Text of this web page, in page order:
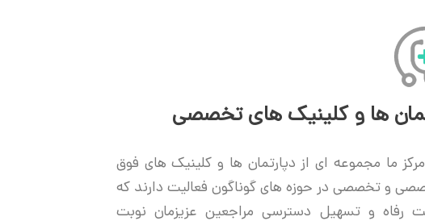
ها و کلینیک های تخصصی
ما مجموعه ای از دپارتمان ها و کلینیک های فوق
و تخصصی در حوزه های گوناگون فعالیت دارند که
رفاه و تسهیل دسترسی مراجعین عزیزمان نوبت